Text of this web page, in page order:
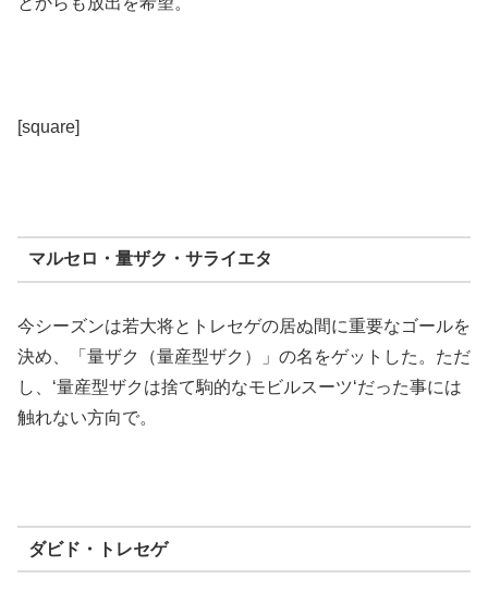
[square]
マルセロ・量ザク・サライエタ
今シーズンは若大将とトレセゲの居ぬ間に重要なゴールを
決め、「量ザク（量産型ザク）」の名をゲットした。ただ
し、‘量産型ザクは捨て駒的なモビルスーツ‘だった事には
触れない方向で。
ダビド・トレセゲ